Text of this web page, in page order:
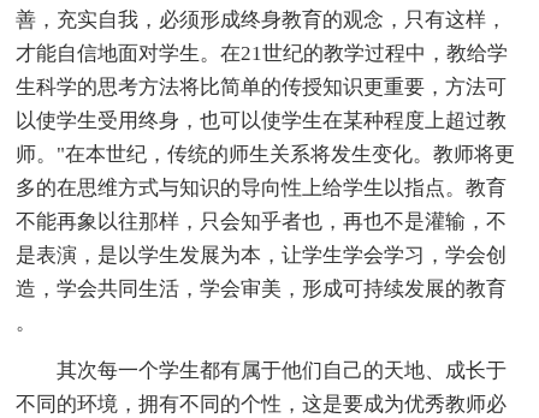
善，充实自我，必须形成终身教育的观念，只有这样，
才能自信地面对学生。在21世纪的教学过程中，教给学
生科学的思考方法将比简单的传授知识更重要，方法可
以使学生受用终身，也可以使学生在某种程度上超过教
师。"在本世纪，传统的师生关系将发生变化。教师将更
多的在思维方式与知识的导向性上给学生以指点。教育
不能再象以往那样，只会知乎者也，再也不是灌输，不
是表演，是以学生发展为本，让学生学会学习，学会创
造，学会共同生活，学会审美，形成可持续发展的教育
。
其次每一个学生都有属于他们自己的天地、成长于
不同的环境，拥有不同的个性，这是要成为优秀教师必